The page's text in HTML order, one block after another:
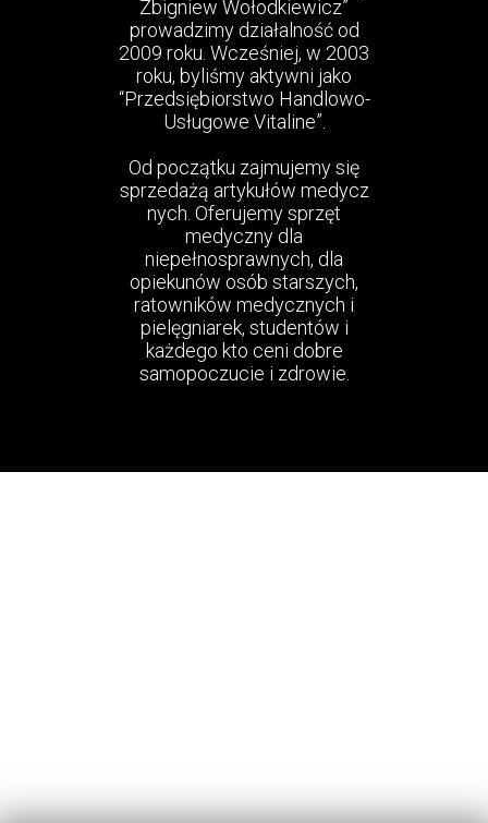
Zbigniew Wołodkiewicz”
prowadzimy działalność od
2009 roku. Wcześniej, w 2003
roku, byliśmy aktywni jako
“Przedsiębiorstwo Handlowo-
Usługowe Vitaline”.
Od początku zajmujemy się
sprzedażą artykułów medycz
nych. Oferujemy sprzęt
medyczny dla
niepełnosprawnych, dla
opiekunów osób starszych,
ratowników medycznych i
pielęgniarek, studentów i
każdego kto ceni dobre
samopoczucie i zdrowie.